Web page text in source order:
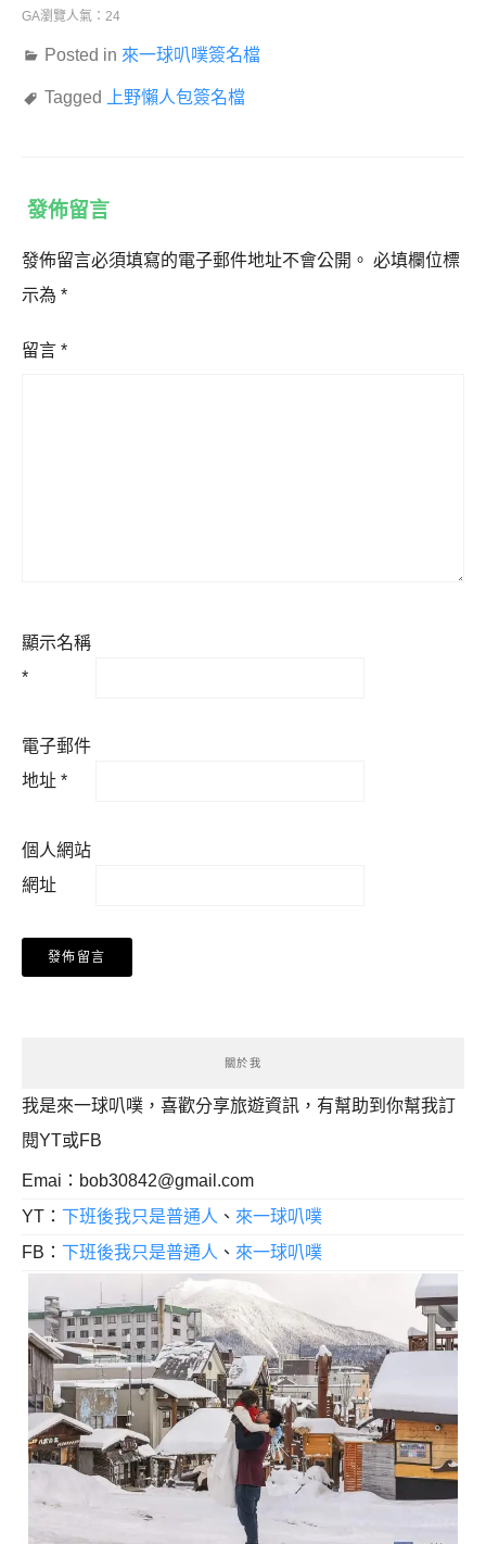
GA瀏覽人氣：24
Posted in 來一球叭噗簽名檔
Tagged 上野懶人包簽名檔
發佈留言
發佈留言必須填寫的電子郵件地址不會公開。 必填欄位標
示為 *
留言 *
顯示名稱
*
電子郵件
地址 *
個人網站
網址
關於我
我是來一球叭噗，喜歡分享旅遊資訊，有幫助到你幫我訂
閱YT或FB
Emai： bob30842@gmail.com
YT： 下班後我只是普通人 、 來一球叭噗
FB： 下班後我只是普通人 、 來一球叭噗